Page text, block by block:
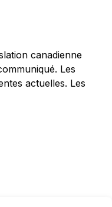
canadienne
Les
actuelles. Les